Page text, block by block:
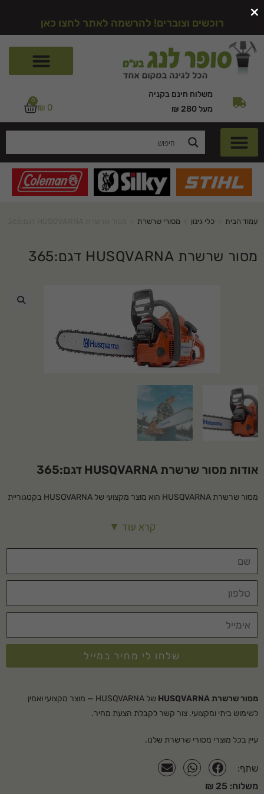
רוכשים וצוברים! להרשמה לאתר לחצו כאן
משלוח חינם בקניה
מעל 280 ₪
₪ 0
0
עמוד הבית כלי גינון מסורי שרשרת
מסור שרשרת HUSQVARNA דגם:365
אודות מסור שרשרת HUSQVARNA דגם:365
מסור שרשרת HUSQVARNA הוא מוצר מקצועי של HUSQVARNA בקטגוריית
נפח מנוע- 65 סמ"ק
הספק מנוע- 4.6 כ"ס
אורך להב סטנדרטי- "18"
עוצמת רעש- 114 דציבל
נפח מיכל דלק- 0.77
נפח מיכל שמן-0.40
ליטר
קרא עוד ▼
שלחו לי מחיר במייל
מסור שרשרת HUSQVARNA
של HUSQVARNA — מוצר מקצועי ואמין
לשימוש ביתי ומקצועי. צור קשר לקבלת הצעת מחיר.
עיין בכל מוצרי מסורי שרשרת שלנו.
שתף:
משלוח: 25 ₪
×